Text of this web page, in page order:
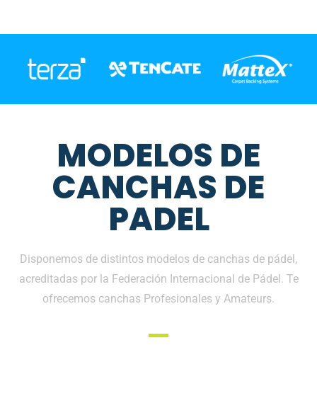
MODELOS DE
CANCHAS DE
PADEL
Disponemos de distintos modelos de canchas de pádel,
acreditadas por la Federación Internacional de Pádel. Te
ofrecemos canchas Profesionales y Amateurs.